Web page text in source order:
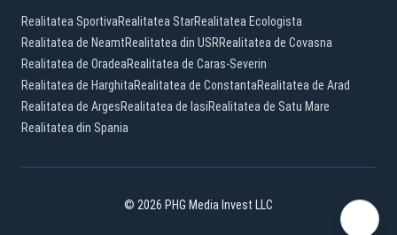
Realitatea SportivaRealitatea StarRealitatea Ecologista
Realitatea de NeamtRealitatea din USRRealitatea de Covasna
Realitatea de OradeaRealitatea de Caras-Severin
Realitatea de HarghitaRealitatea de ConstantaRealitatea de Arad
Realitatea de ArgesRealitatea de IasiRealitatea de Satu Mare
Realitatea din Spania
© 2026 PHG Media Invest LLC